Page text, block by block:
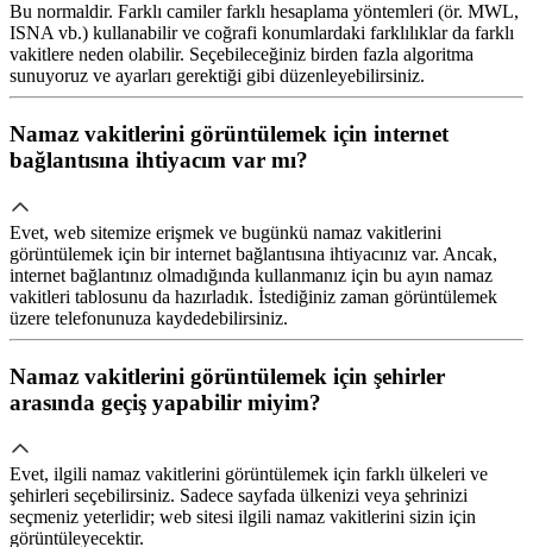
Bu normaldir. Farklı camiler farklı hesaplama yöntemleri (ör. MWL,
ISNA vb.) kullanabilir ve coğrafi konumlardaki farklılıklar da farklı
vakitlere neden olabilir. Seçebileceğiniz birden fazla algoritma
sunuyoruz ve ayarları gerektiği gibi düzenleyebilirsiniz.
Namaz vakitlerini görüntülemek için internet
bağlantısına ihtiyacım var mı?
Evet, web sitemize erişmek ve bugünkü namaz vakitlerini
görüntülemek için bir internet bağlantısına ihtiyacınız var. Ancak,
internet bağlantınız olmadığında kullanmanız için bu ayın namaz
vakitleri tablosunu da hazırladık. İstediğiniz zaman görüntülemek
üzere telefonunuza kaydedebilirsiniz.
Namaz vakitlerini görüntülemek için şehirler
arasında geçiş yapabilir miyim?
Evet, ilgili namaz vakitlerini görüntülemek için farklı ülkeleri ve
şehirleri seçebilirsiniz. Sadece sayfada ülkenizi veya şehrinizi
seçmeniz yeterlidir; web sitesi ilgili namaz vakitlerini sizin için
görüntüleyecektir.